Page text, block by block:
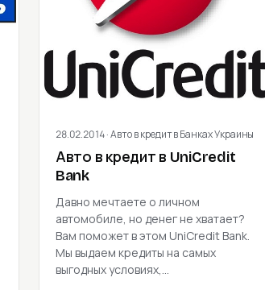
28.02.2014· Авто в кредит в Банках Украины
Авто в кредит в UniCredit
Bank
Давно мечтаете о личном
автомобиле, но денег не хватает?
Вам поможет в этом UniCredit Bank.
Мы выдаем кредиты на самых
выгодных условиях,…